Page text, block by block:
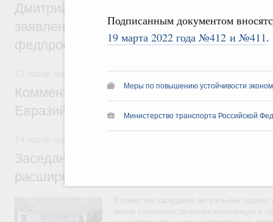
Подписанным документом
19 марта 2022 года №412 и №411.
Меры по повышению устойчивости
Министерство транспорта Российской
Дмитрий Чернышенко: Установлен
заявлений от абитуриентов колледжей и
федпроекта «Профессионалитет»
Евразийский экономический союз.
Комментарий Алексея Оверчука по
Евразийского межправительственного
Заседание Евразийского
расширенном составе